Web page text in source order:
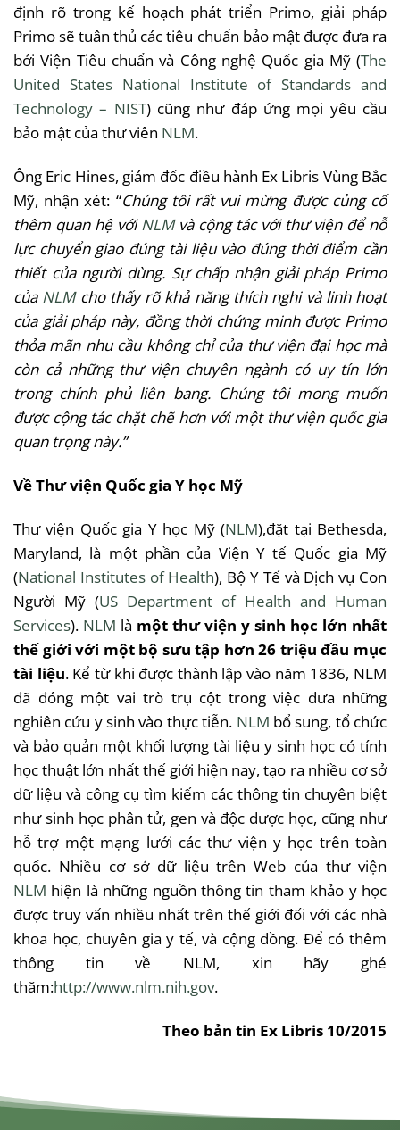
định rõ trong kế hoạch phát triển Primo, giải pháp
Primosẽ tuân thủ cáctiêu chuẩn bảo mật được đưa ra
bởi Viện Tiêu chuẩn và Công nghệ Quốc gia Mỹ (The
United States National Institute of Standards and
Technology – NIST) cũng như đáp ứng mọi yêu cầu
bảo mật của thưviên NLM.
Ông Eric Hines, giám đốc điều hành Ex Libris Vùng Bắc
Mỹ, nhận xét: “Chúng tôi rất vui mừng được củng cố
thêm quan hệ với NLM và cộng tác với thư viện để nỗ
lực chuyển giao đúng tài liệu vào đúng thời điểm cần
thiết của người dùng. Sự chấp nhận giải phápPrimo
của NLM cho thấy rõ khả năng thích nghi và linh hoạt
của giải pháp này, đồng thời chứng minh đượcPrimo
thỏa mãn nhu cầu không chỉ của thư viện đại học mà
còn cả những thư viện chuyên ngành có uy tín lớn
trong chính phủ liênbang. Chúng tôi mong muốn
được cộng tác chặt chẽ hơn với một thư viện quốc gia
quan trọngnày.”
VềThưviện Quốc gia Y học Mỹ
Thư viện Quốc gia Y học Mỹ (NLM),đặt tại Bethesda,
Maryland, là một phần của Viện Ytế Quốc gia Mỹ
(National Institutes of Health), Bộ Y Tế và Dịch vụ Con
Người Mỹ (US Department of Health and Human
Services). NLM là một thư viện y sinh học lớn nhất
thế giới với một bộ sưu tập hơn 26 triệu đầu mục
tài liệu. Kể từ khi được thành lập vào năm 1836, NLM
đã đóng một vai trò trụ cột trong việc đưa những
nghiên cứu ysinh vào thựctiễn. NLM bổsung, tổ chức
và bảo quản một khối lượng tài liệu y sinh học có tính
họcthuật lớn nhấtthế giới hiện nay, tạo ra nhiều cơsở
dữ liệu và công cụ tìm kiếm các thông tin chuyên biệt
như sinh học phân tử, gen và độc dược học, cũng như
hỗ trợ một mạng lưới các thư viện y học trên toàn
quốc. Nhiều cơ sở dữ liệu trên Web của thư viện
NLM hiện là những nguồn thông tin tham khảo y học
được truy vấn nhiều nhất trên thế giới đối với các nhà
khoa học, chuyên gia y tế,và cộng đồng. Để có thêm
thông tinvề NLM, xin hãy
ghé
thăm:http://www.nlm.nih.gov.
Theo bản tin Ex Libris 10/2015